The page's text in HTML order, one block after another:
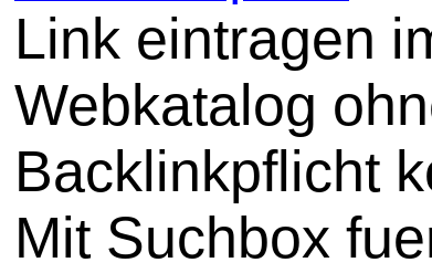
Link eintragen
Webkatalog
Backlinkpflicht
Mit Suchbox